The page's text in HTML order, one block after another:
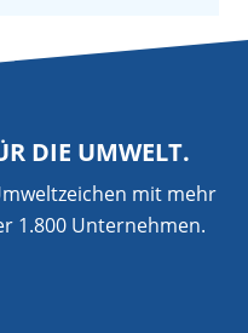
DIE UMWELT.
mit mehr
1.800 Unternehmen.